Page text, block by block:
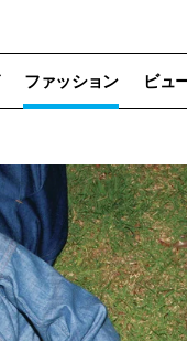
ファッション ビュ